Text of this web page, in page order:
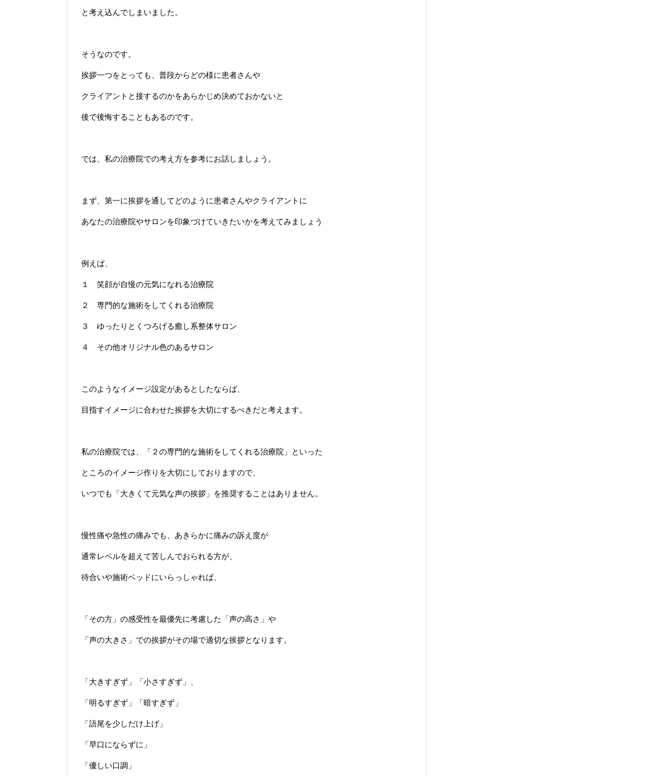
と考え込んでしまいました。
そうなのです。
挨拶一つをとっても、普段からどの様に患者さんや
クライアントと接するのかをあらかじめ決めておかないと
後で後悔することもあるのです。
では、私の治療院での考え方を参考にお話しましょう。
まず、第一に挨拶を通してどのように患者さんやクライアントに
あなたの治療院やサロンを印象づけていきたいかを考えてみましょう
例えば、
１ 笑顔が自慢の元気になれる治療院
２ 専門的な施術をしてくれる治療院
３ ゆったりとくつろげる癒し系整体サロン
４ その他オリジナル色のあるサロン
このようなイメージ設定があるとしたならば、
目指すイメージに合わせた挨拶を大切にするべきだと考えます。
私の治療院では、「２の専門的な施術をしてくれる治療院」といった
ところのイメージ作りを大切にしておりますので、
いつでも「大きくて元気な声の挨拶」を推奨することはありません。
慢性痛や急性の痛みでも、あきらかに痛みの訴え度が
通常レベルを超えて苦しんでおられる方が、
待合いや施術ベッドにいらっしゃれば、
「その方」の感受性を最優先に考慮した「声の高さ」や
「声の大きさ」での挨拶がその場で適切な挨拶となります。
「大きすぎず」「小さすぎず」、
「明るすぎず」「暗すぎず」
「語尾を少しだけ上げ」
「早口にならずに」
「優しい口調」